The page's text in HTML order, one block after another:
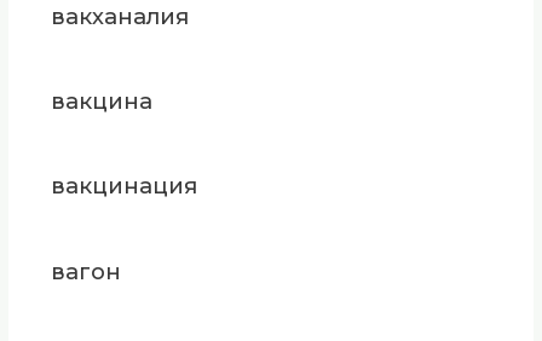
вакханалия
вакцина
вакцинация
вагон